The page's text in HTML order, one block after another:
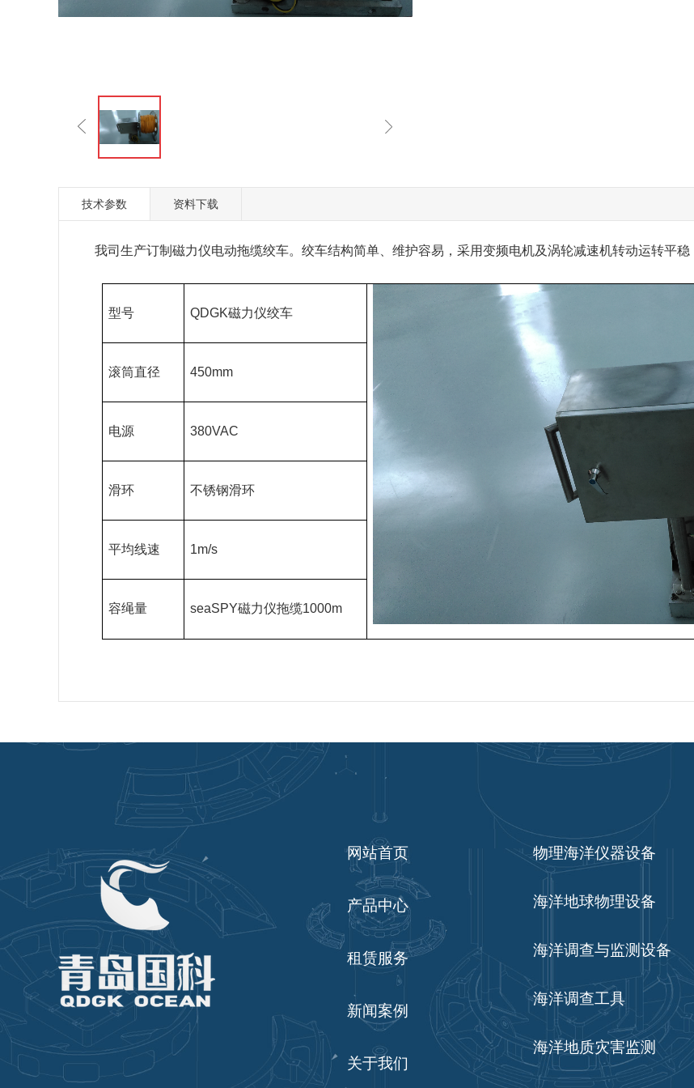
技术参数 资料下载
我司生产订制磁力仪电动拖缆绞车。绞车结构简单、维护容易，采用变频电机及涡轮减速机转动运转平稳
型号 QDGK磁力仪绞车
滚筒直径 450mm
电源 380VAC
滑环 不锈钢滑环
平均线速 1m/s
容绳量 seaSPY磁力仪拖缆1000m
网站首页
产品中心
租赁服务
新闻案例
关于我们
物理海洋仪器设备
海洋地球物理设备
海洋调查与监测设备
海洋调查工具
海洋地质灾害监测